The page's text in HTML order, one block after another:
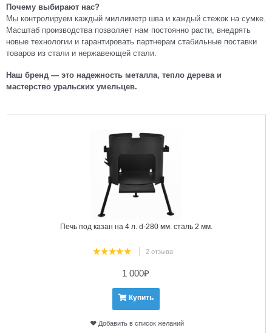
Почему выбирают нас?
Мы контролируем каждый миллиметр шва и каждый стежок на сумке.
Масштаб производства позволяет нам постоянно расти, внедрять
новые технологии и гарантировать партнерам стабильные поставки
товаров из стали и нержавеющей стали.
Наш бренд — это надежность металла, тепло дерева и
мастерство уральских умельцев.
Печь под казан на 4 л. d-280 мм. сталь 2 мм.
2 отзыва
1 000₽
Купить
Добавить в список желаний